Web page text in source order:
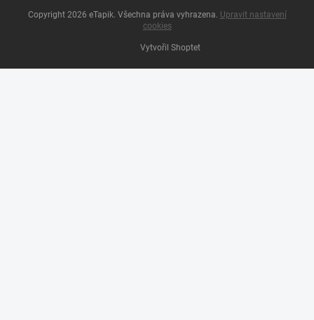
Vytvořil Shoptet
Copyright 2026 eTapik. Všechna práva vyhrazena. Upravit nastavení
cookies